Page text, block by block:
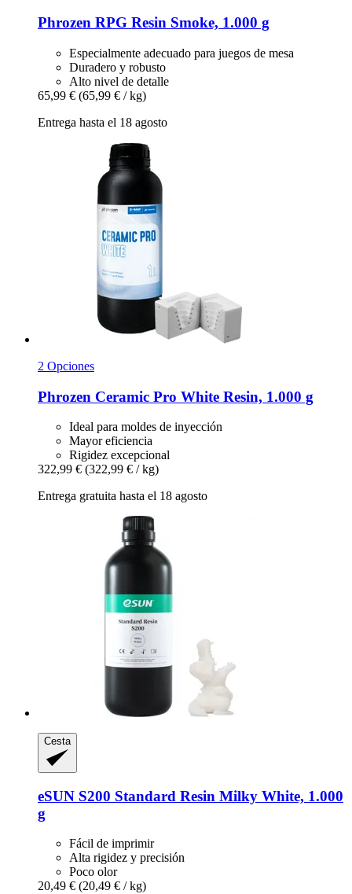
Phrozen RPG Resin Smoke, 1.000 g
Especialmente adecuado para juegos de mesa
Duradero y robusto
Alto nivel de detalle
65,99 € (65,99 € / kg)
Entrega hasta el 18 agosto
2 Opciones
Phrozen Ceramic Pro White Resin, 1.000 g
Ideal para moldes de inyección
Mayor eficiencia
Rigidez excepcional
322,99 € (322,99 € / kg)
Entrega gratuita hasta el 18 agosto
Cesta
eSUN S200 Standard Resin Milky White, 1.000
g
Fácil de imprimir
Alta rigidez y precisión
Poco olor
20,49 € (20,49 € / kg)